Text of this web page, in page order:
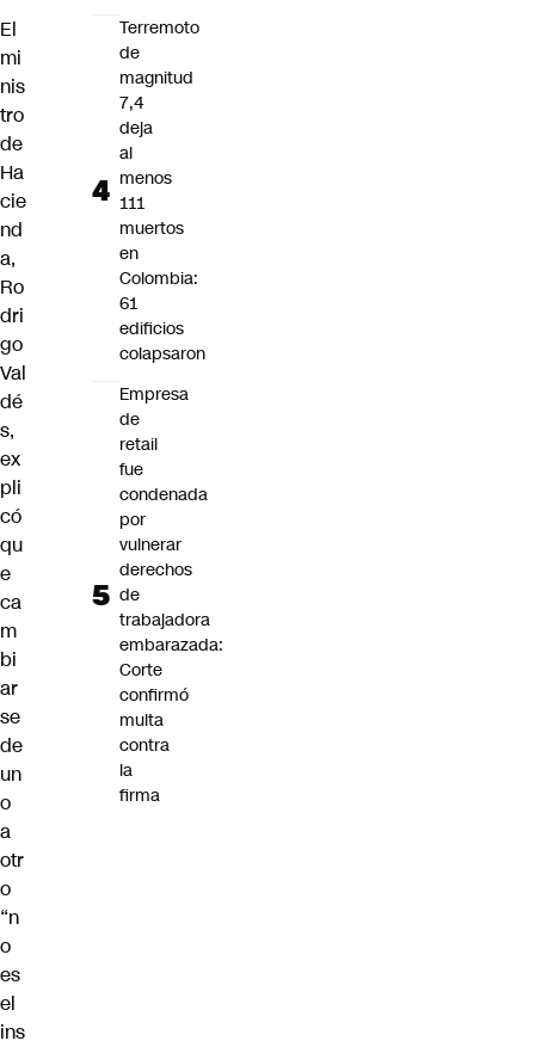
El
mi
nis
tro
de
Ha
cie
nd
a,
Ro
dri
go
Val
dé
s,
ex
pli
có
qu
e
ca
m
bi
ar
se
de
un
o
a
otr
o
“n
o
es
el
ins
Terremoto
de
magnitud
7,4
deja
al
menos
111
muertos
en
Colombia:
61
edificios
colapsaron
Empresa
de
retail
fue
condenada
por
vulnerar
derechos
de
trabajadora
embarazada:
Corte
confirmó
multa
contra
la
firma